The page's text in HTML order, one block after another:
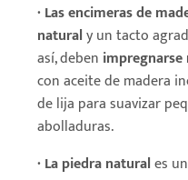
· Las encimeras de
naturaly un tacto
así, deben
con aceite de madera
de lija para suavizar
abolladuras.
· La piedra naturales